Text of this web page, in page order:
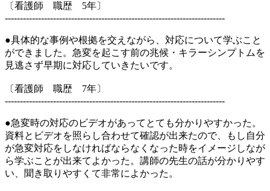
〔看護師 職歴 5年〕
-------------------------------------------------------------------------
●具体的な事例や根拠を交えながら、対応について学ぶこと
ができました。急変を起こす前の兆候・キラーシンプトムを
見逃さず早期に対応していきたいです。
〔看護師 職歴 7年〕
-------------------------------------------------------------------------
●急変時の対応のビデオがあってとても分かりやすかった。
資料とビデオを照らし合わせて確認が出来たので、もし自分
が急変対応をしなければならなくなった時をイメージしなが
ら学ぶことが出来てよかった。講師の先生の話が分かりやす
い、聞き取りやすくて非常によかった。